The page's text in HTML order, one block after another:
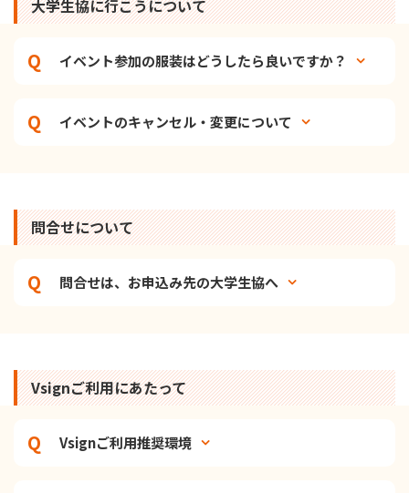
大学生協に行こうについて
イベント参加の服装はどうしたら良いですか？
イベントのキャンセル・変更について
問合せについて
問合せは、お申込み先の大学生協へ
Vsignご利用にあたって
Vsignご利用推奨環境